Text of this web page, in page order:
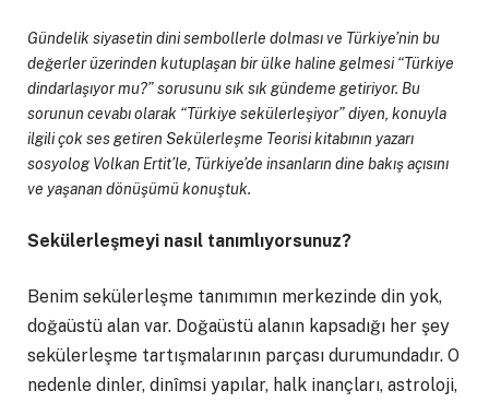
Gündelik siyasetin dini sembollerle dolması ve Türkiye’nin bu
değerler üzerinden kutuplaşan bir ülke haline gelmesi “Türkiye
dindarlaşıyor mu?” sorusunu sık sık gündeme getiriyor. Bu
sorunun cevabı olarak “Türkiye sekülerleşiyor” diyen, konuyla
ilgili çok ses getiren Sekülerleşme Teorisi kitabının yazarı
sosyolog Volkan Ertit’le, Türkiye’de insanların dine bakış açısını
ve yaşanan dönüşümü konuştuk.
Sekülerleşmeyi nasıl tanımlıyorsunuz?
Benim sekülerleşme tanımımın merkezinde din yok,
doğaüstü alan var. Doğaüstü alanın kapsadığı her şey
sekülerleşme tartışmalarının parçası durumundadır. O
nedenle dinler, dinîmsi yapılar, halk inançları, astroloji,